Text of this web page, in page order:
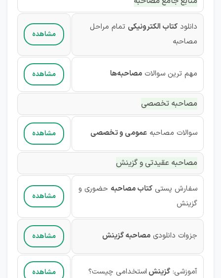
دانلود کتاب الکترونیکی تمام مراحل
مصاحبه
مشاهده
مهم ترین سوالات مصاحبه‌ها مشاهده
مصاحبه تخصصی
سوالات مصاحبه عمومی و تخصصی مشاهده
مصاحبه عقیدتی و گزینش
سفارش پستی کتاب مصاحبه حضوری و
گزینش
مشاهده
جزوات دانلودی مصاحبه گزینش مشاهده
آموزشی: گزینش استخدامی چیست؟ مشاهده